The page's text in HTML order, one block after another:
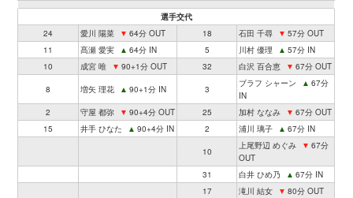
選手交代
24
愛川 陽菜 ▼ 64分 OUT 18 石田 千尋 ▼ 57分 OUT
11
髙瀬 愛実 ▲ 64分 IN 5 川村 優理 ▲ 57分 IN
10
成宮 唯 ▼ 90+1分 OUT 32 白沢 百合恵 ▼ 67分 OUT
8 増矢 理花 ▲ 90+1分 IN 3
ブラフ シャーン ▲ 67分
IN
2
守屋 都弥 ▼ 90+4分 OUT 25 加村 ななみ ▼ 67分 OUT
15
井手 ひなた ▲ 90+4分 IN 2 浦川 璃子 ▲ 67分 IN
10
上尾野辺 めぐみ ▼ 67分
OUT
31
白井 ひめ乃 ▲ 67分 IN
17
滝川 結女 ▼ 80分 OUT